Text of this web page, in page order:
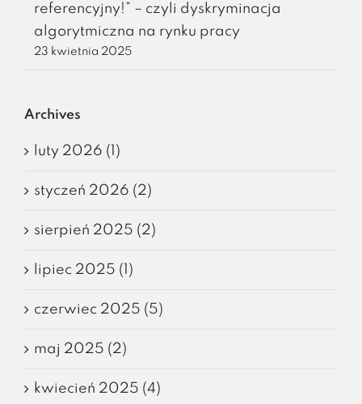
referencyjny!” – czyli dyskryminacja
algorytmiczna na rynku pracy
23 kwietnia 2025
Archives
luty 2026 (1)
styczeń 2026 (2)
sierpień 2025 (2)
lipiec 2025 (1)
czerwiec 2025 (5)
maj 2025 (2)
kwiecień 2025 (4)